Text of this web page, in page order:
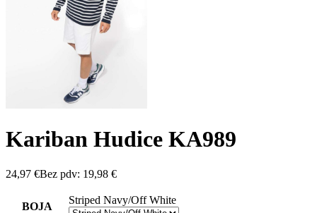
Kariban Hudice KA989
24,97 €Bez pdv: 19,98 €
BOJA
Striped Navy/Off White